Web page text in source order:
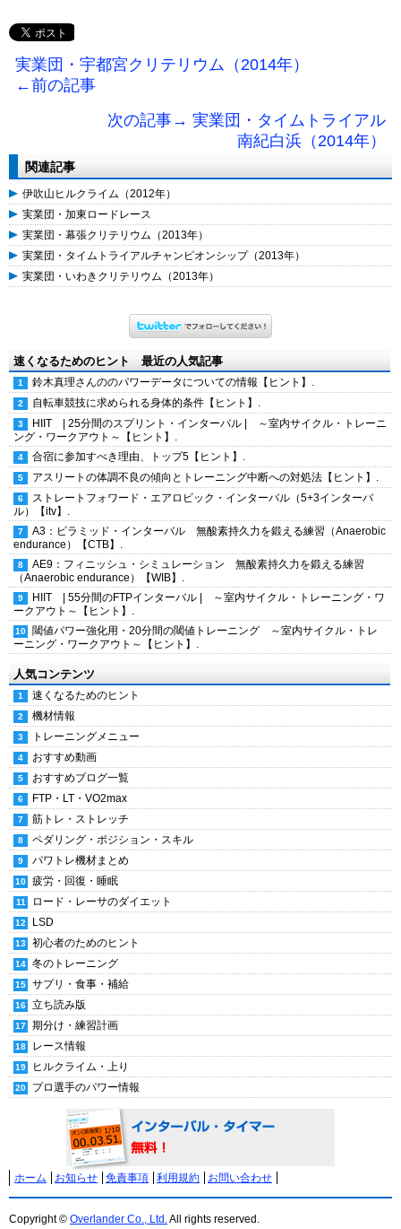
実業団・宇都宮クリテリウム（2014年）
←前の記事
次の記事→ 実業団・タイムトライアル
南紀白浜（2014年）
関連記事
伊吹山ヒルクライム（2012年）
実業団・加東ロードレース
実業団・幕張クリテリウム（2013年）
実業団・タイムトライアルチャンピオンシップ（2013年）
実業団・いわきクリテリウム（2013年）
速くなるためのヒント 最近の人気記事
鈴木真理さんののパワーデータについての情報【ヒント】.
自転車競技に求められる身体的条件【ヒント】.
HIIT | 25分間のスプリント・インターバル | ～室内サイクル・トレーニ
ング・ワークアウト～【ヒント】.
合宿に参加すべき理由、トップ5【ヒント】.
アスリートの体調不良の傾向とトレーニング中断への対処法【ヒント】.
ストレートフォワード・エアロビック・インターバル（5+3インターバ
ル）【itv】.
A3：ピラミッド・インターバル 無酸素持久力を鍛える練習（Anaerobic
endurance）【CTB】.
AE9：フィニッシュ・シミュレーション 無酸素持久力を鍛える練習
（Anaerobic endurance）【WIB】.
HIIT | 55分間のFTPインターバル | ～室内サイクル・トレーニング・ワ
ークアウト～【ヒント】.
閾値パワー強化用・20分間の閾値トレーニング ～室内サイクル・トレ
ーニング・ワークアウト～【ヒント】.
人気コンテンツ
速くなるためのヒント
機材情報
トレーニングメニュー
おすすめ動画
おすすめブログ一覧
FTP・LT・VO2max
筋トレ・ストレッチ
ペダリング・ポジション・スキル
パワトレ機材まとめ
疲労・回復・睡眠
ロード・レーサのダイエット
LSD
初心者のためのヒント
冬のトレーニング
サプリ・食事・補給
立ち読み版
期分け・練習計画
レース情報
ヒルクライム・上り
プロ選手のパワー情報
ホーム お知らせ 免責事項 利用規約 お問い合わせ
Copyright © Overlander Co., Ltd.All rights reserved.